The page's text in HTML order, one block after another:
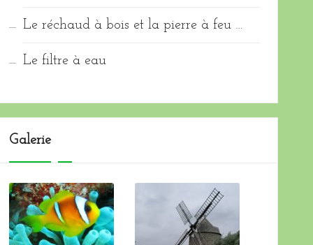
Le réchaud à bois et la pierre à feu …
Le filtre à eau
Galerie